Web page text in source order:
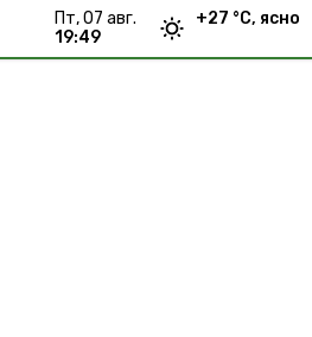
пт, 07 авг.
19:49
+27 °С, ясно